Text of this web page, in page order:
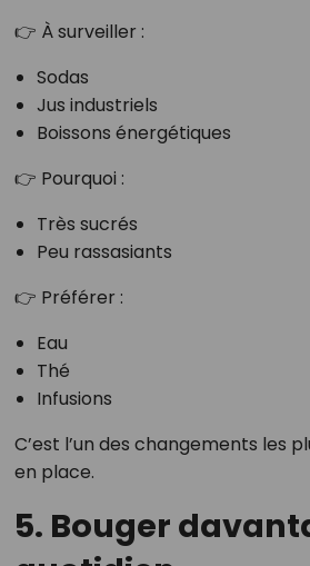
👉 À surveiller :
Sodas
Jus industriels
Boissons énergétiques
👉 Pourquoi :
Très sucrés
Peu rassasiants
👉 Préférer :
Eau
Thé
Infusions
C’est l’un des changements les
en place.
5. Bouger